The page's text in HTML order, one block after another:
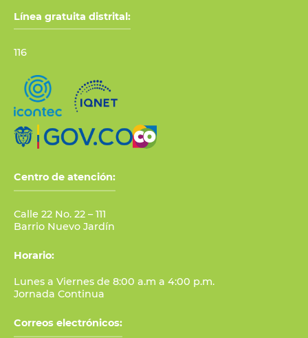
Línea gratuita distrital:
116
Centro de atención:
Calle 22 No. 22 – 111
Barrio Nuevo Jardín
Horario:
Lunes a Viernes de 8:00 a.m a 4:00 p.m.
Jornada Continua
Correos electrónicos: